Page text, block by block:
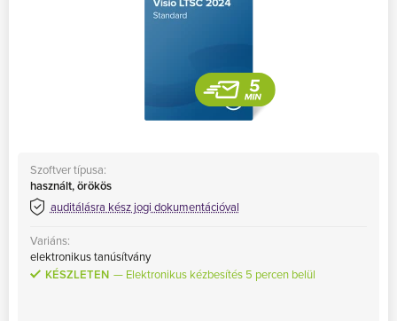
Szoftver típusa:
használt, örökös
auditálásra kész jogi dokumentációval
Variáns:
elektronikus tanúsítvány
KÉSZLETEN
Elektronikus kézbesítés 5 percen belül